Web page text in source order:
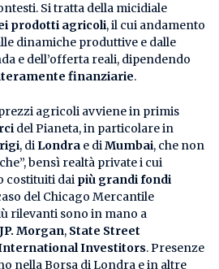
Si tratta della micidiale
prodotti agricoli, il cui andamento
dinamiche produttive e dalle
e dell’offerta reali, dipendendo
finanziarie.
agricoli avviene in primis
del Pianeta, in particolare in
, di Londra e diMumbai, che non
bensì realtà private i cui
costituiti dai più grandi fondi
del Chicago Mercantile
rilevanti sono in mano a
JP. Morgan, State Street
Investitors. Presenze
nella Borsa di Londra e in altre